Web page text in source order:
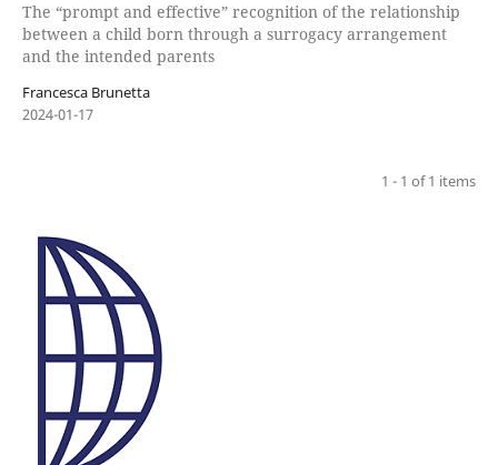
The “prompt and effective” recognition of the relationship
between a child born through a surrogacy arrangement
and the intended parents
Francesca Brunetta
2024-01-17
1 - 1 of 1 items